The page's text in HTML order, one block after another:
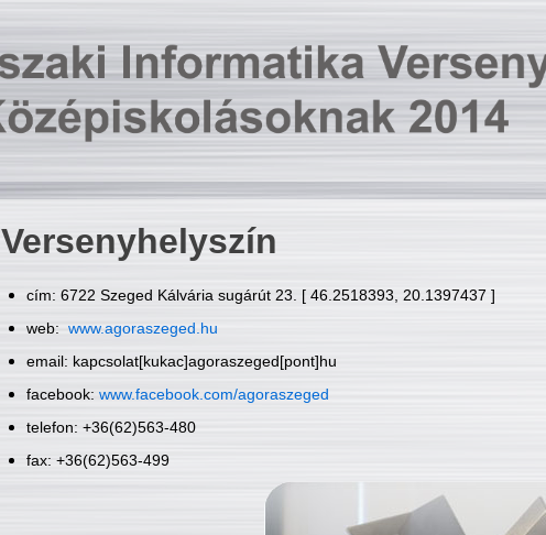
Versenyhelyszín
cím: 6722 Szeged Kálvária sugárút 23. [ 46.2518393, 20.1397437 ]
web: www.agoraszeged.hu
email: kapcsolat[kukac]agoraszeged[pont]hu
facebook: www.facebook.com/agoraszeged
telefon: +36(62)563-480
fax: +36(62)563-499